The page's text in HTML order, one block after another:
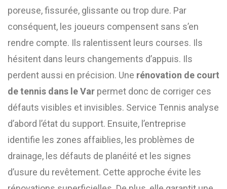
poreuse, fissurée, glissante ou trop dure. Par
conséquent, les joueurs compensent sans s’en
rendre compte. Ils ralentissent leurs courses. Ils
hésitent dans leurs changements d’appuis. Ils
perdent aussi en précision. Une rénovation de court
de tennis dans le Var permet donc de corriger ces
défauts visibles et invisibles. Service Tennis analyse
d’abord l’état du support. Ensuite, l’entreprise
identifie les zones affaiblies, les problèmes de
drainage, les défauts de planéité et les signes
d’usure du revêtement. Cette approche évite les